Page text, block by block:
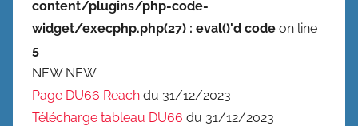
content/plugins/php-code-
widget/execphp.php(27) : eval()'d code on line
5
NEW NEW
Page DU66 Reach du 31/12/2023
Télécharge tableau DU66 du 31/12/2023